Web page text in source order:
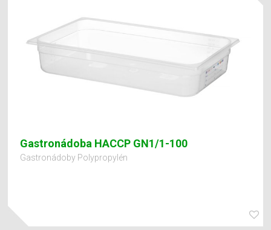
Gastronádoba HACCP GN1/1-100
Gastronádoby Polypropylén